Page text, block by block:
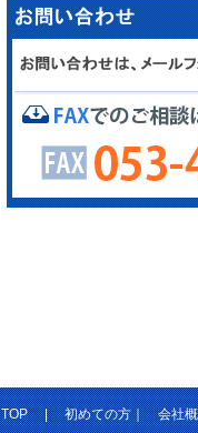
TOP|初めての方｜会社